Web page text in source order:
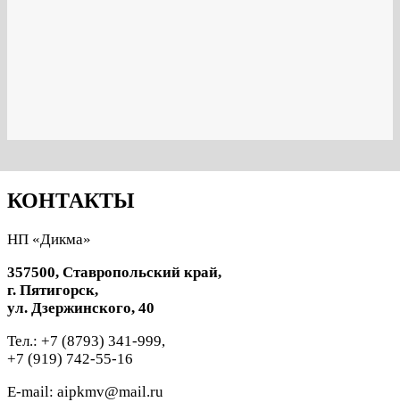
КОНТАКТЫ
НП «Дикма»
357500, Ставропольский край,
г. Пятигорск,
ул. Дзержинского, 40
Тел.: +7 (8793) 341-999,
+7 (919) 742-55-16
E-mail: aipkmv@mail.ru